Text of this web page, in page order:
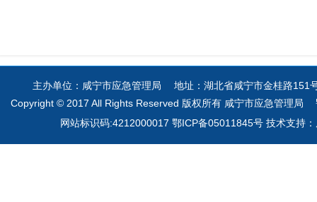
主办单位：咸宁市应急管理局 地址：湖北省咸宁市金桂路
Copyright © 2017 All Rights Reserved 版权所有 咸宁市应急管理局
网站标识码:4212000017 鄂ICP备05011845号 技术支持